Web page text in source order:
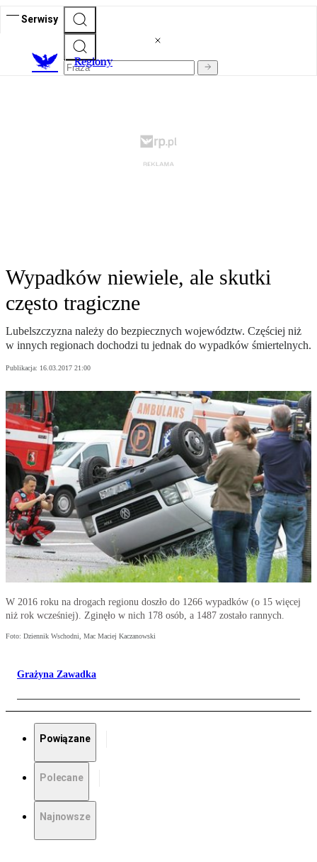
Serwisy
Regiony
Wypadków niewiele, ale skutki
często tragiczne
Lubelszczyzna należy do bezpiecznych województw. Częściej niż
w innych regionach dochodzi tu jednak do wypadków śmiertelnych.
Publikacja: 16.03.2017 21:00
W 2016 roku na drogach regionu doszło do 1266 wypadków (o 15 więcej
niż rok wcześniej). Zginęło w nich 178 osób, a 1487 zostało rannych.
Foto: Dziennik Wschodni, Mac Maciej Kaczanowski
Grażyna Zawadka
Powiązane
Polecane
Najnowsze